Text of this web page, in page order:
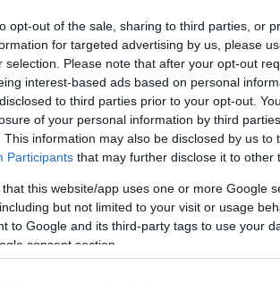
opt-out of the sale, sharing to third parties, or
for targeted advertising by us, please
selection. Please note that after your opt-out
interest-based ads based on personal
to third parties prior to your opt-out.
of your personal information by third
This information may also be disclosed by us to
Participants that may further disclose it to other
that this website/app uses one or more Google
but not limited to your visit or usage
to Google and its third-party tags to use your
consent section.
első helyezettje a portói Grande
val. Komoly nemzetközi karriert
közönséget Amerikában, Japánban, Dél-
1998-ban adta ki, a 2000-ben
a közönség körében hatalmas
ben megjelent negyedik lemeze, az Ao
készült. A Mar Ensemble
napvilágot a Sétimo Fado (Hetedik